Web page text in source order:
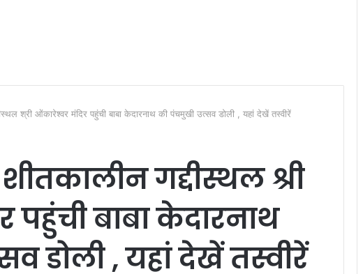
श्री ओंकारेश्वर मंदिर पहुंची बाबा केदारनाथ की पंचमुखी उत्सव डोली , यहां देखें तस्वीरें
गद्दीस्थल श्री
पहुंची बाबा केदारनाथ
डोली , यहां देखें तस्वीरें